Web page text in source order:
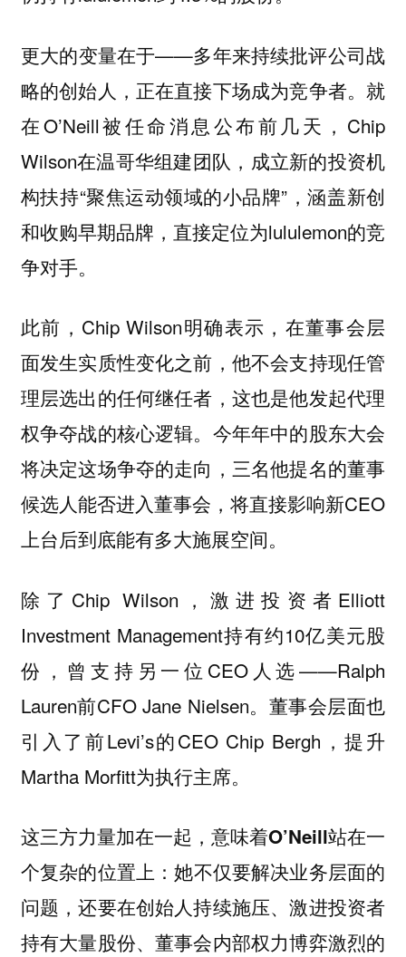
更大的变量在于——多年来持续批评公司战
略的创始人，正在直接下场成为竞争者。就
在O’Neill被任命消息公布前几天，Chip
Wilson在温哥华组建团队，成立新的投资机
构扶持“聚焦运动领域的小品牌”，涵盖新创
和收购早期品牌，直接定位为lululemon的竞
争对手。
此前，Chip Wilson明确表示，在董事会层
面发生实质性变化之前，他不会支持现任管
理层选出的任何继任者，这也是他发起代理
权争夺战的核心逻辑。今年年中的股东大会
将决定这场争夺的走向，三名他提名的董事
候选人能否进入董事会，将直接影响新CEO
上台后到底能有多大施展空间。
除了Chip Wilson，激进投资者Elliott
Investment Management持有约10亿美元股
份，曾支持另一位CEO人选——Ralph
Lauren前CFO Jane Nielsen。董事会层面也
引入了前Levi’s的CEO Chip Bergh，提升
Martha Morfitt为执行主席。
这三方力量加在一起，意味着O’Neill站在一
个复杂的位置上 ：她不仅要解决业务层面的
问题，还要在创始人持续施压、激进投资者
持有大量股份、董事会内部权力博弈激烈的